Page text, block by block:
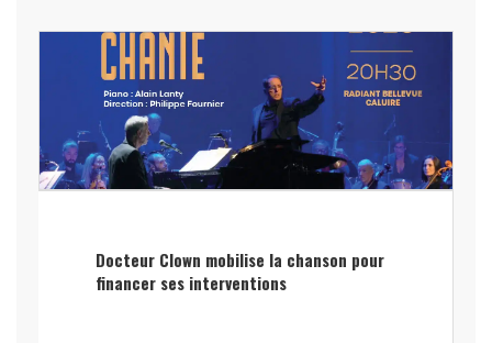
Docteur Clown mobilise la chanson pour
financer ses interventions